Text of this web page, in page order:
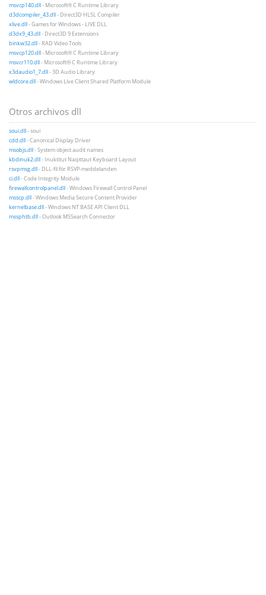
msvcp140.dll- Microsoft® C Runtime Library
d3dcompiler_43.dll- Direct3D HLSL Compiler
xlive.dll- Games for Windows - LIVE DLL
d3dx9_43.dll- Direct3D 9 Extensions
binkw32.dll- RAD Video Tools
msvcp120.dll- Microsoft® C Runtime Library
msvcr110.dll- Microsoft® C Runtime Library
x3daudio1_7.dll- 3D Audio Library
wldcore.dll- Windows Live Client Shared Platform Module
Otros archivos dll
soui.dll- soui
cdd.dll- Canonical Display Driver
msobjs.dll- System object audit names
kbdinuk2.dll- Inuktitut Naqittaut Keyboard Layout
rsvpmsg.dll- DLL-fil för RSVP-meddelanden
ci.dll- Code Integrity Module
firewallcontrolpanel.dll- Windows Firewall Control Panel
msscp.dll- Windows Media Secure Content Provider
kernelbase.dll- Windows NT BASE API Client DLL
mssphtb.dll- Outlook MSSearch Connector